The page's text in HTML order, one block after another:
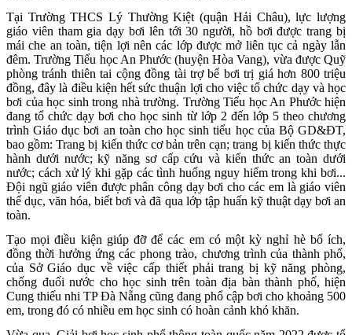
Tại Trường THCS Lý Thường Kiệt (quận Hải Châu), lực lượng
giáo viên tham gia dạy bơi lên tới 30 người, hồ bơi được trang bị
mái che an toàn, tiện lợi nên các lớp được mở liên tục cả ngày lẫn
đêm. Trường Tiểu học An Phước (huyện Hòa Vang), vừa được Quỹ
phòng tránh thiên tai cộng đồng tài trợ bể bơi trị giá hơn 800 triệu
đồng, đây là điều kiện hết sức thuận lợi cho việc tổ chức dạy và học
bơi của học sinh trong nhà trường. Trường Tiểu học An Phước hiện
đang tổ chức dạy bơi cho học sinh từ lớp 2 đến lớp 5 theo chương
trình Giáo dục bơi an toàn cho học sinh tiểu học của Bộ GD&ĐT,
bao gồm: Trang bị kiến thức cơ bản trên cạn; trang bị kiến thức thực
hành dưới nước; kỹ năng sơ cấp cứu và kiến thức an toàn dưới
nước; cách xử lý khi gặp các tình huống nguy hiểm trong khi bơi...
Đội ngũ giáo viên được phân công dạy bơi cho các em là giáo viên
thể dục, văn hóa, biết bơi và đã qua lớp tập huấn kỹ thuật dạy bơi an
toàn.
Tạo mọi điều kiện giúp đỡ để các em có một kỳ nghỉ hè bổ ích,
đồng thời hưởng ứng các phong trào, chương trình của thành phố,
của Sở Giáo dục về việc cấp thiết phải trang bị kỹ năng phòng,
chống đuối nước cho học sinh trên toàn địa bàn thành phố, hiện
Cung thiếu nhi TP Đà Nẵng cũng đang phổ cập bơi cho khoảng 500
em, trong đó có nhiều em học sinh có hoàn cảnh khó khăn.